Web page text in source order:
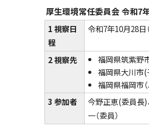
厚生環境常任委員会 令和7
1 視察日
程
令和7年10月28日
2 視察先
福岡県筑紫野市
福岡県大川市(
福岡県福岡市（
3 参加者
今野正恵(委員長)、
一（委員）